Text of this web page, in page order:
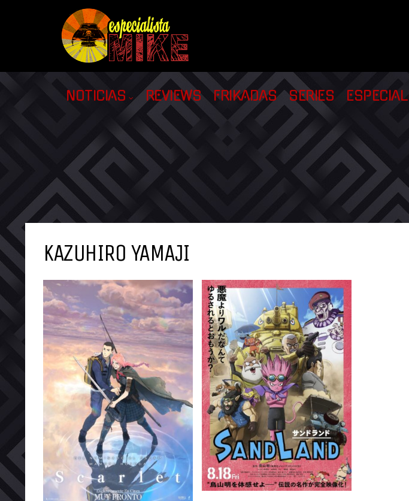
NOTICIAS REVIEWS FRIKADAS SERIES
KAZUHIRO YAMAJI